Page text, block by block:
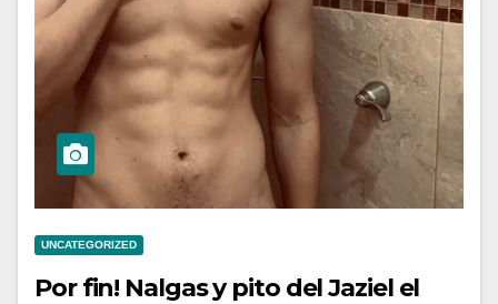
UNCATEGORIZED
Por fin! Nalgas y pito del Jaziel el